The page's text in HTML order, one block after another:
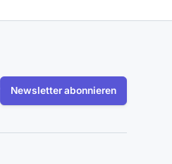
Newsletter abonnieren